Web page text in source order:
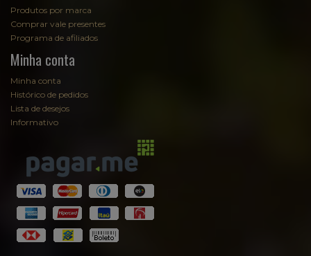
Produtos por marca
Comprar vale presentes
Programa de afiliados
Minha conta
Minha conta
Histórico de pedidos
Lista de desejos
Informativo